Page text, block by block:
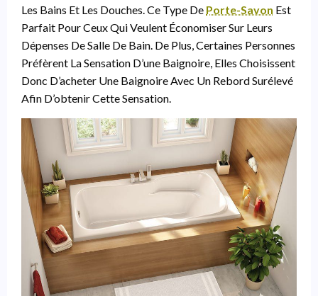
Les Bains Et Les Douches. Ce Type De Porte-Savon Est
Parfait Pour Ceux Qui Veulent Économiser Sur Leurs
Dépenses De Salle De Bain. De Plus, Certaines Personnes
Préfèrent La Sensation D’une Baignoire, Elles Choisissent
Donc D’acheter Une Baignoire Avec Un Rebord Surélevé
Afin D’obtenir Cette Sensation.